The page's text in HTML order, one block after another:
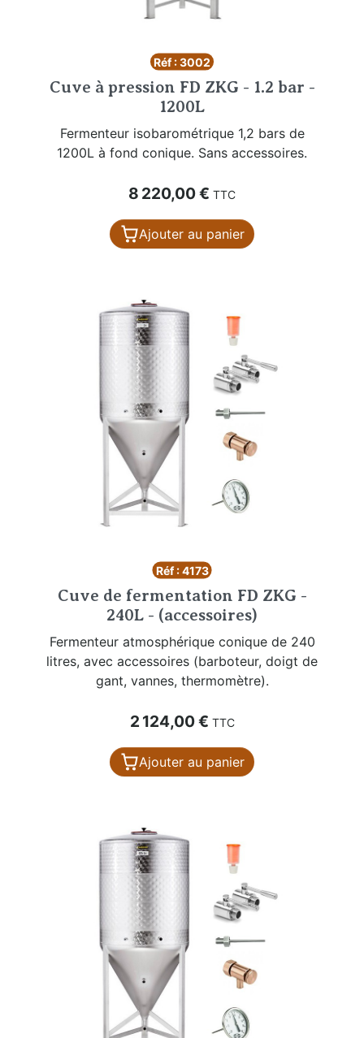
Réf : 3002
Cuve à pression FD ZKG - 1.2 bar -
1200L
Fermenteur isobarométrique 1,2 bars de
1200L à fond conique. Sans accessoires.
Prix
8 220,00 € TTC
Ajouter au panier
Réf : 4173
Cuve de fermentation FD ZKG -
240L - (accessoires)
Fermenteur atmosphérique conique de 240
litres, avec accessoires (barboteur, doigt de
gant, vannes, thermomètre).
Prix
2 124,00 € TTC
Ajouter au panier